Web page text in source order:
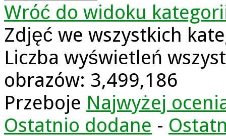
Wróć do widoku
Zdjęć we wszystkich
Liczba wyświetleń
obrazów: 3,499,186
Przeboje Najwyżej
Ostatnio dodane -